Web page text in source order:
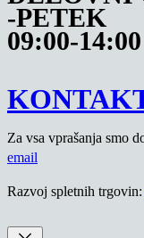
-PETEK
09:00-14:00
Za vsa vprašanja smo
email
Razvoj spletnih trgovin: